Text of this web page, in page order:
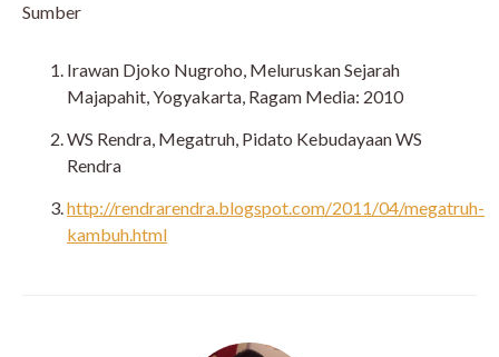
Sumber
Irawan Djoko Nugroho, Meluruskan Sejarah
Majapahit, Yogyakarta, Ragam Media: 2010
WS Rendra, Megatruh, Pidato Kebudayaan WS
Rendra
http://rendrarendra.blogspot.com/2011/04/megatruh-
kambuh.html